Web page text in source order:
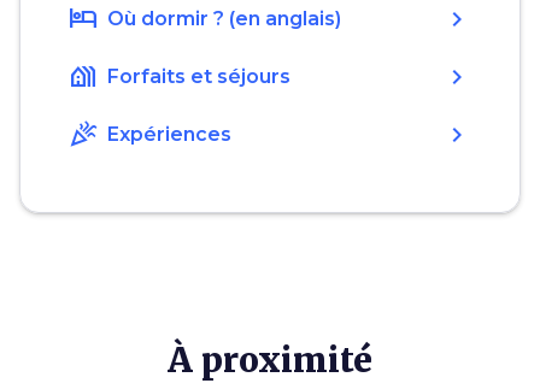
hotel Où dormir ? (en anglais) chevron_right
holiday_village Forfaits et séjours chevron_right
celebration Expériences chevron_right
À proximité